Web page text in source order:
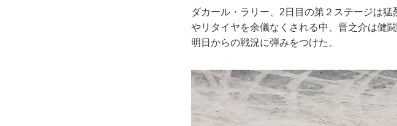
ダカール・ラリー、2日目の第２ステージは
やリタイヤを余儀なくされる中、晋之介は健
明日からの戦況に弾みをつけた。